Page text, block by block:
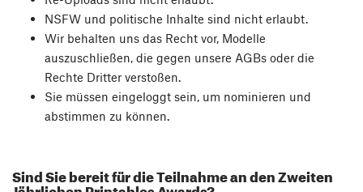
NSFW und politische Inhalte sind nicht erlaubt.
Wir behalten uns das Recht vor, Modelle
auszuschließen, die gegen unsere AGBs oder die
Rechte Dritter verstoßen.
Sie müssen eingeloggt sein, um nominieren und
abstimmen zu können.
Sind Sie bereit für die Teilnahme an den Zweiten